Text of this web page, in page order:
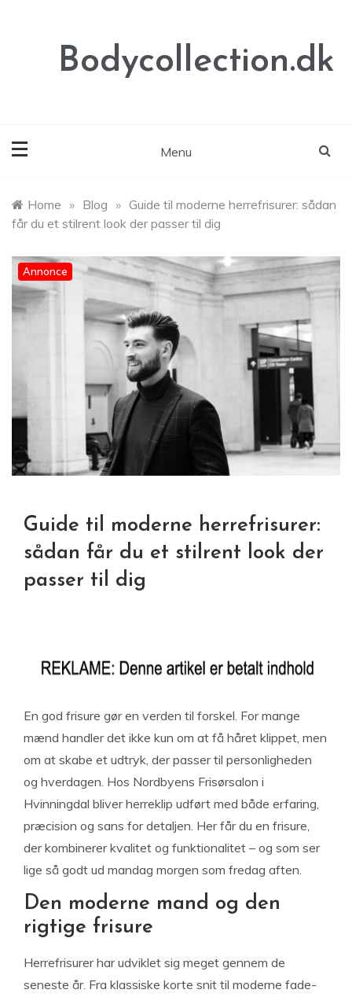
Bodycollection.dk
Menu
Home » Blog » Guide til moderne herrefrisurer: sådan
får du et stilrent look der passer til dig
Annonce
Guide til moderne herrefrisurer:
sådan får du et stilrent look der
passer til dig
En god frisure gør en verden til forskel. For mange
mænd handler det ikke kun om at få håret klippet, men
om at skabe et udtryk, der passer til personligheden
og hverdagen. Hos Nordbyens Frisørsalon i
Hvinningdal bliver herreklip udført med både erfaring,
præcision og sans for detaljen. Her får du en frisure,
der kombinerer kvalitet og funktionalitet – og som ser
lige så godt ud mandag morgen som fredag aften.
Den moderne mand og den
rigtige frisure
Herrefrisurer har udviklet sig meget gennem de
seneste år. Fra klassiske korte snit til moderne fade-